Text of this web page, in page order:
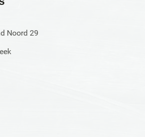
Noord 29